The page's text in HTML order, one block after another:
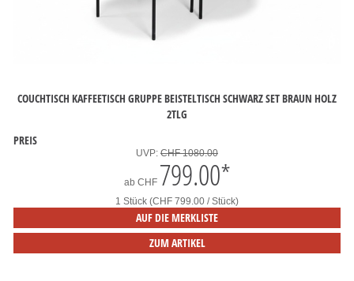
COUCHTISCH KAFFEETISCH GRUPPE BEISTELTISCH SCHWARZ SET BRAUN HOLZ
2TLG
PREIS
UVP: CHF 1080.00
ab CHF 799.00*
1 Stück (CHF 799.00 / Stück)
AUF DIE MERKLISTE
ZUM ARTIKEL